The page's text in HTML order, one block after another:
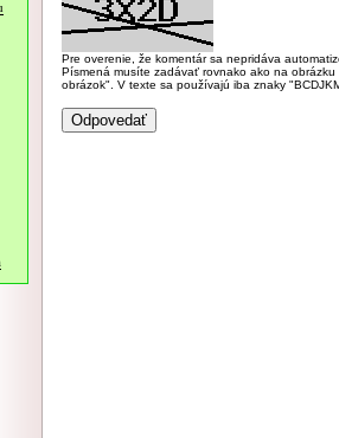
Pre overenie, že komentár sa nepridáva
Písmená musíte zadávať rovnako ako na
obrázok". V texte sa používajú iba znaky